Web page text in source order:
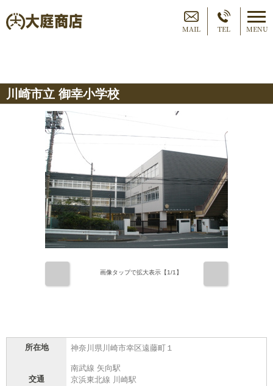
MAIL TEL MENU
川崎市立 御幸小学校
画像タップで拡大表示【1/1】
所在地 神奈川県川崎市幸区遠藤町１
交通
南武線 矢向駅
京浜東北線 川崎駅